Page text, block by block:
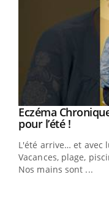
Youtube
Eczéma
pour l’été !Youtube
L'été arrive… et avec
Vacances, plage,
Nos mains sont ...
Youtube
Diabète &
Le Ramadan
personnes atteintes
questions, de défis,